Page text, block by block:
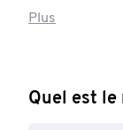
aide. S'il
Plus
Quel est le